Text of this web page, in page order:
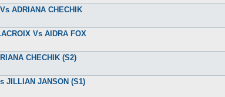
ADRIANA CHECHIK
Vs AIDRA FOX
CHECHIK (S2)
JILLIAN JANSON (S1)